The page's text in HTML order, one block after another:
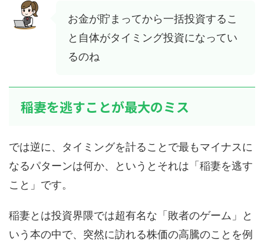
お金が貯まってから一括投資するこ
と自体がタイミング投資になってい
るのね
稲妻を逃すことが最大のミス
では逆に、タイミングを計ることで最もマイナスに
なるパターンは何か、というとそれは「稲妻を逃す
こと」です。
稲妻とは投資界隈では超有名な「敗者のゲーム」と
いう本の中で、突然に訪れる株価の高騰のことを例